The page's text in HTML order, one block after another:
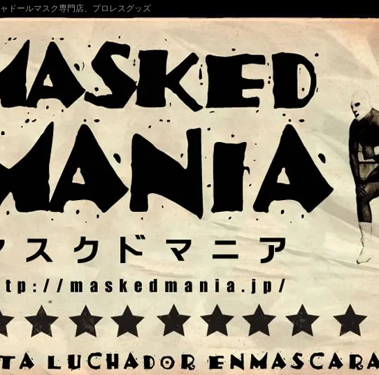
ドールマスク専門店、プロレスグッズ